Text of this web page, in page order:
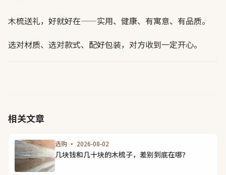
木梳送礼，好就好在——实用、健康、有寓意、有品质。
选对材质、选对款式、配好包装，对方收到一定开心。
相关文章
选购 · 2026-08-02
几块钱和几十块的木梳子，差别到底在哪？